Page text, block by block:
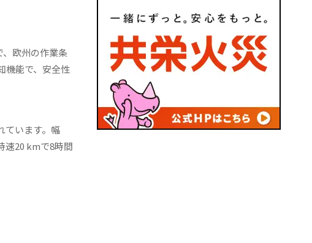
欧州の作業条
機能で、安全性
ています。幅
速20 kmで8時間